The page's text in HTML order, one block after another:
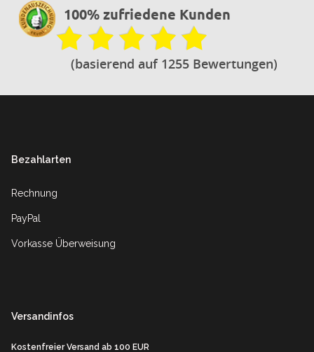
100% zufriedene Kunden
(basierend auf 1255 Bewertungen)
Bezahlarten
Rechnung
PayPal
Vorkasse Überweisung
Versandinfos
Kostenfreier Versand ab 100 EUR